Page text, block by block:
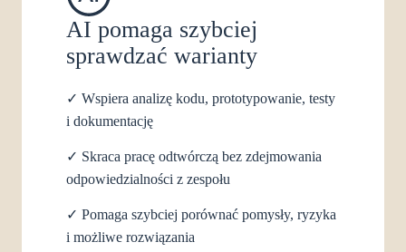
AI pomaga szybciej
sprawdzać warianty
✓ Wspiera analizę kodu, prototypowanie, testy
i dokumentację
✓ Skraca pracę odtwórczą bez zdejmowania
odpowiedzialności z zespołu
✓ Pomaga szybciej porównać pomysły, ryzyka
i możliwe rozwiązania